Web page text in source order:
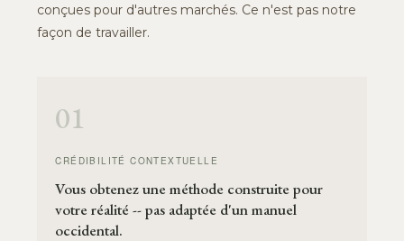
conçues pour d'autres marchés. Ce n'est pas notre
façon de travailler.
01
CRÉDIBILITÉ CONTEXTUELLE
Vous obtenez une méthode construite pour
votre réalité -- pas adaptée d'un manuel
occidental.